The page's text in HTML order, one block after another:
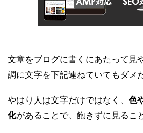
文章をブログに書くにあたって見
調に文字を下記連ねていてもダメ
やはり人は文字だけではなく、 色
化があることで、飽きずに見るこ